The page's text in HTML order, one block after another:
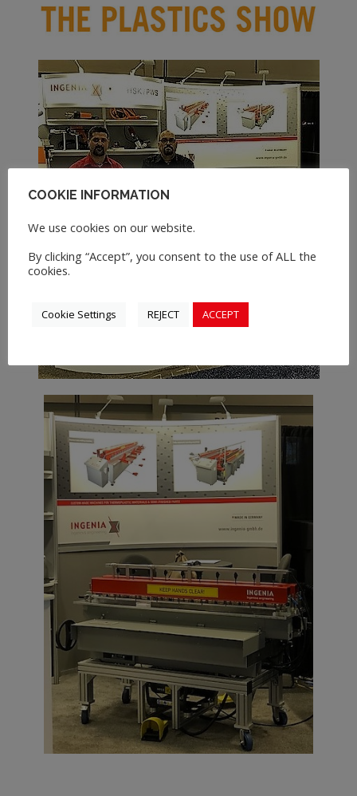
COOKIE INFORMATION
We use cookies on our website.
By clicking “Accept”, you consent to the use of ALL the
cookies.
Cookie Settings REJECT ACCEPT